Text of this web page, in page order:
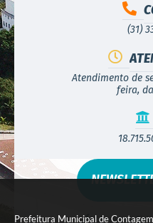
Prefeitura Municipal de
(31)
Atendimento de
feira,
Versão do